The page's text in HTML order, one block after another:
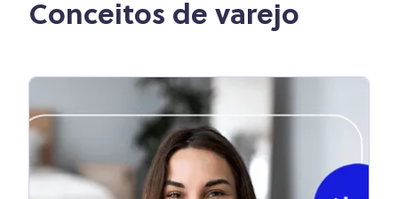
Conceitos de varejo